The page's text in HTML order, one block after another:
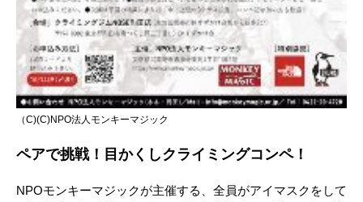
（C)(C)NPO法人モンキーマジック
ペアで挑戦！目かくしクライミングコンペ！
NPOモンキーマジックが主催する、全員がアイマスクをして